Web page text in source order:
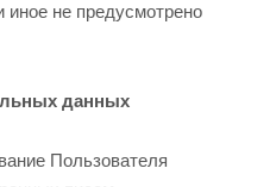
иное не предусмотрено
данных
Пользователя